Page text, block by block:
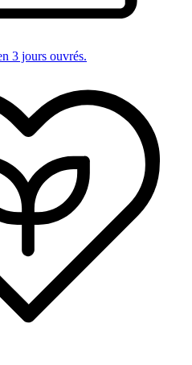
3 jours ouvrés.